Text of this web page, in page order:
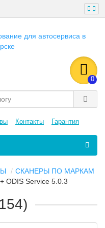
0
Контакты Гарантия
СКАНЕРЫ ПО МАРКАМ
ODIS Service 5.0.3